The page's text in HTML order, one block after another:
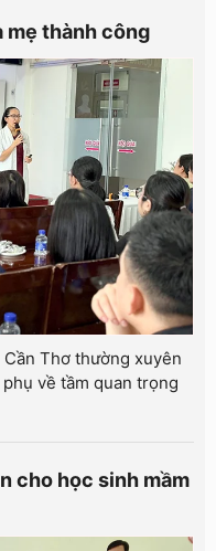
mẹ thành công
Thơ thường xuyên
về tầm quan trọng
cho học sinh mầm